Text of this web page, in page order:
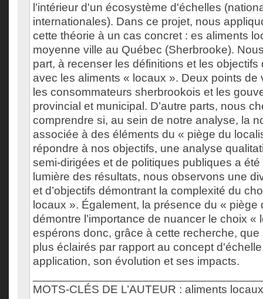
l'intérieur d'un écosystème d'échelles
internationales). Dans ce projet, nous
cette théorie à un cas concret : es aliments
moyenne ville au Québec (Sherbrooke).
part, à recenser les définitions et les
avec les aliments « locaux ». Deux points de
les consommateurs sherbrookois et les
provincial et municipal. D’autre parts, nous
comprendre si, au sein de notre analyse, la
associée à des éléments du « piège du
répondre à nos objectifs, une analyse
semi-dirigées et de politiques publiques a
lumière des résultats, nous observons une
et d’objectifs démontrant la complexité du
locaux ». Également, la présence du « piège
démontre l’importance de nuancer le choix «
espérons donc, grâce à cette recherche,
plus éclairés par rapport au concept
application, son évolution et ses impacts.
MOTS-CLÉS DE L’AUTEUR : aliments